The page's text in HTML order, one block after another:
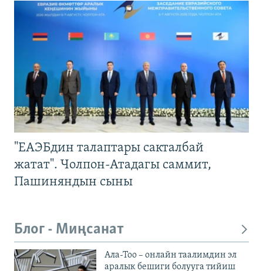
"ЕАЭБдин талаптары сакталбай
жатат". Чолпон-Атадагы саммит,
Пашиняндын сыны
Блог - Миңсанат
Ала-Тоо – онлайн таалимдин эл
аралык бешиги болууга тийиш